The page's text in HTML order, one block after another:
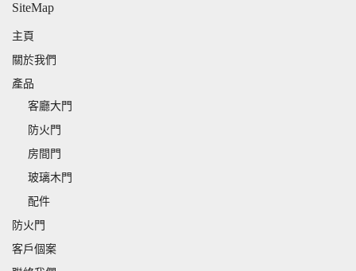
SiteMap
主頁
關於我們
產品
客廳大門
防火門
房間門
玻璃木門
配件
防火門
客戶個案